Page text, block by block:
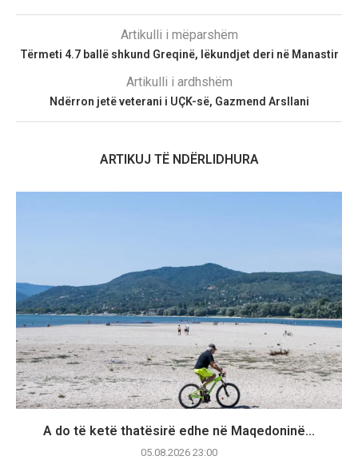
Artikulli i mëparshëm
Tërmeti 4.7 ballë shkund Greqinë, lëkundjet deri në Manastir
Artikulli i ardhshëm
Ndërron jetë veterani i UÇK-së, Gazmend Arsllani
ARTIKUJ TË NDËRLIDHURA
A do të ketë thatësirë edhe në Maqedoninë...
05.08.2026 23:00